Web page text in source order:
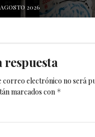
2026
respuesta
correo electrónico no será
marcados con *